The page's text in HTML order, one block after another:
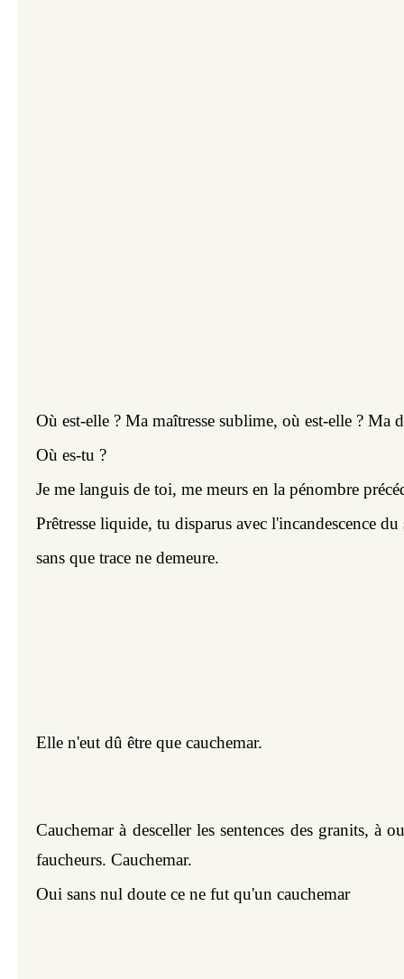
Où est-elle ? Ma maîtresse sublime, où est-elle ? Ma
Où es-tu ?
Je me languis de toi, me meurs en la pénombre
Prêtresse liquide, tu disparus avec l'incandescence du
sans que trace ne demeure.
Elle n'eut dû être que cauchemar.
Cauchemar à desceller les sentences des granits, à
faucheurs. Cauchemar.
Oui sans nul doute ce ne fut qu'un cauchemar